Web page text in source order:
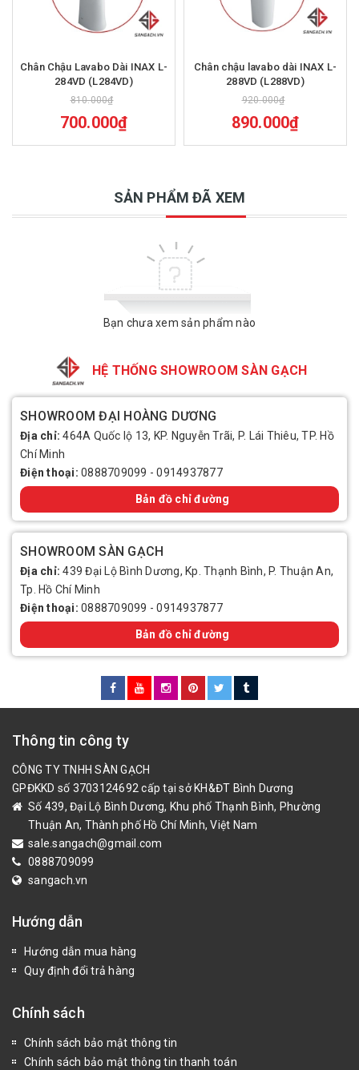
Chân Chậu Lavabo Dài INAX L-
284VD (L284VD)
810.000₫
700.000₫
Chân chậu lavabo dài INAX L-
288VD (L288VD)
920.000₫
890.000₫
SẢN PHẨM ĐÃ XEM
Bạn chưa xem sản phẩm nào
HỆ THỐNG SHOWROOM SÀN GẠCH
SHOWROOM ĐẠI HOÀNG DƯƠNG
Địa chỉ:464A Quốc lộ 13, KP. Nguyễn Trãi, P. Lái Thiêu, TP. Hồ
Chí Minh
Điện thoại: 0888709099 -0914937877
Bản đồ chỉ đường
SHOWROOM SÀN GẠCH
Địa chỉ:439 Đại Lộ Bình Dương, Kp. Thạnh Bình, P. Thuận An,
Tp. Hồ Chí Minh
Điện thoại: 0888709099 -0914937877
Bản đồ chỉ đường
Thông tin công ty
CÔNG TY TNHH SÀN GẠCH
GPĐKKD số 3703124692 cấp tại sở KH&ĐT Bình Dương
Số 439, Đại Lộ Bình Dương, Khu phố Thạnh Bình, Phường
Thuận An, Thành phố Hồ Chí Minh, Việt Nam
sale.sangach@gmail.com
0888709099
sangach.vn
Hướng dẫn
Hướng dẫn mua hàng
Quy định đổi trả hàng
Chính sách
Chính sách bảo mật thông tin
Chính sách bảo mật thông tin thanh toán